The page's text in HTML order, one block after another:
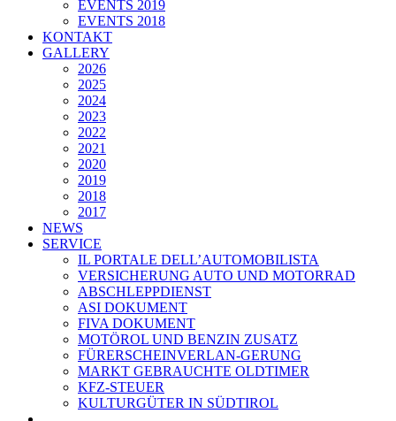
EVENTS 2019
EVENTS 2018
KONTAKT
GALLERY
2026
2025
2024
2023
2022
2021
2020
2019
2018
2017
NEWS
SERVICE
IL PORTALE DELL’AUTOMOBILISTA
VERSICHERUNG AUTO UND MOTORRAD
ABSCHLEPPDIENST
ASI DOKUMENT
FIVA DOKUMENT
MOTÖROL UND BENZIN ZUSATZ
FÜRERSCHEINVERLAN-GERUNG
MARKT GEBRAUCHTE OLDTIMER
KFZ-STEUER
KULTURGÜTER IN SÜDTIROL